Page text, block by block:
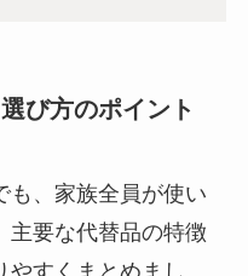
び方のポイント
も、家族全員が使い
主要な代替品の特徴
やすくまとめまし